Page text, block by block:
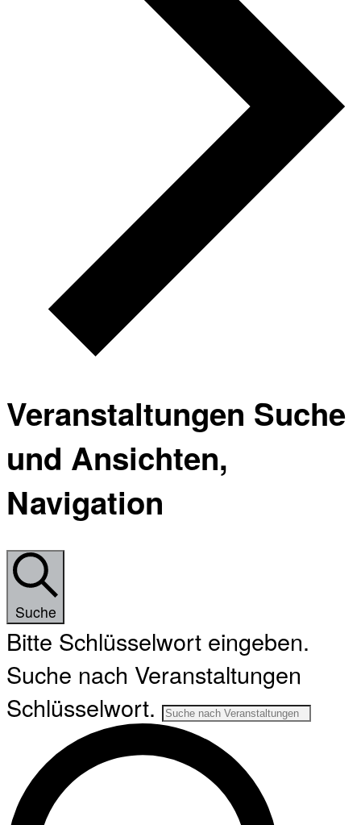
Veranstaltungen Suche
und Ansichten,
Navigation
Suche
Bitte Schlüsselwort eingeben.
Suche nach Veranstaltungen
Schlüsselwort.